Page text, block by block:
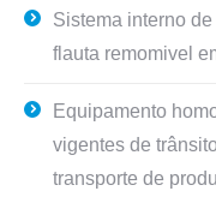
Sistema interno
flauta remomivel
Equipamento
vigentes de
transporte de